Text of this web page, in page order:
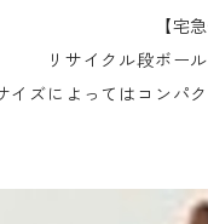
【宅
リサイクル段ボー
イズによってはコンパ